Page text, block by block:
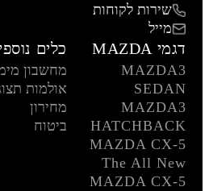
שירות לקוחות
מייל
דגמי MAZDA
MAZDA3
SEDAN
MAZDA3
HATCHBACK
MAZDA CX-5
The All New
MAZDA CX-5
כלים נוספים
מחשבון מימון
אולמות תצוגה
מחירון
ביטוח